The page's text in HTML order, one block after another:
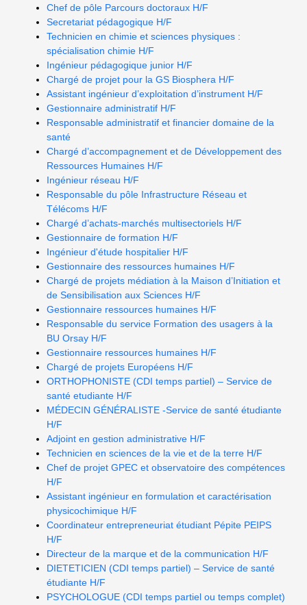
Chef de pôle Parcours doctoraux H/F
Secretariat pédagogique H/F
Technicien en chimie et sciences physiques :
spécialisation chimie H/F
Ingénieur pédagogique junior H/F
Chargé de projet pour la GS Biosphera H/F
Assistant ingénieur d’exploitation d’instrument H/F
Gestionnaire administratif H/F
Responsable administratif et financier domaine de la
santé
Chargé d’accompagnement et de Développement des
Ressources Humaines H/F
Ingénieur réseau H/F
Responsable du pôle Infrastructure Réseau et
Télécoms H/F
Chargé d’achats-marchés multisectoriels H/F
Gestionnaire de formation H/F
Ingénieur d'étude hospitalier H/F
Gestionnaire des ressources humaines H/F
Chargé de projets médiation à la Maison d’Initiation et
de Sensibilisation aux Sciences H/F
Gestionnaire ressources humaines H/F
Responsable du service Formation des usagers à la
BU Orsay H/F
Gestionnaire ressources humaines H/F
Chargé de projets Européens H/F
ORTHOPHONISTE (CDI temps partiel) – Service de
santé etudiante H/F
MÉDECIN GÉNÉRALISTE -Service de santé étudiante
H/F
Adjoint en gestion administrative H/F
Technicien en sciences de la vie et de la terre H/F
Chef de projet GPEC et observatoire des compétences
H/F
Assistant ingénieur en formulation et caractérisation
physicochimique H/F
Coordinateur entrepreneuriat étudiant Pépite PEIPS
H/F
Directeur de la marque et de la communication H/F
DIETETICIEN (CDI temps partiel) – Service de santé
étudiante H/F
PSYCHOLOGUE (CDI temps partiel ou temps complet)